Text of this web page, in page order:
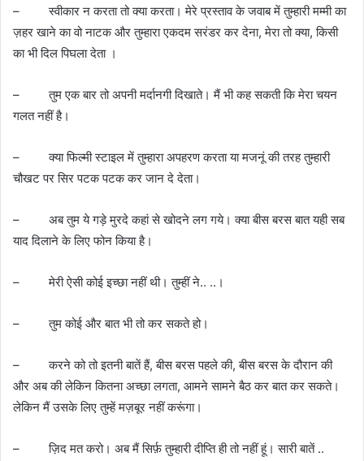
– स्वीकार न करता तो क्या करता। मेरे प्रस्ताव के जवाब में तुम्हारी मम्मी का
ज़हर खाने का वो नाटक और तुम्हारा एकदम सरंडर कर देना, मेरा तो क्या, किसी
का भी दिल पिघला देता ।
– तुम एक बार तो अपनी मर्दानगी दिखाते। मैं भी कह सकती कि मेरा चयन
गलत नहीं है।
– क्या फिल्मी स्टाइल में तुम्हारा अपहरण करता या मजनूं की तरह तुम्हारी
चौखट पर सिर पटक पटक कर जान दे देता।
– अब तुम ये गड़े मुरदे कहां से खोदने लग गये। क्या बीस बरस बात यही सब
याद दिलाने के लिए फोन किया है।
– मेरी ऐसी कोई इच्छा नहीं थी। तुम्हीं ने.. ..।
– तुम कोई और बात भी तो कर सकते हो।
– करने को तो इतनी बातें हैं, बीस बरस पहले की, बीस बरस के दौरान की
और अब की लेकिन कितना अच्छा लगता, आमने सामने बैठ कर बात कर सकते।
लेकिन मैं उसके लिए तुम्हें मज़बूर नहीं करूंगा।
– ज़िद मत करो। अब मैं सिर्फ़ तुम्हारी दीप्ति ही तो नहीं हूं। सारी बातें ..